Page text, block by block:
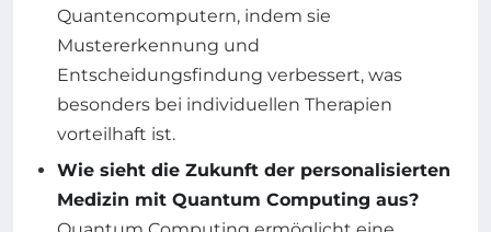
Quantencomputern, indem sie
Mustererkennung und
Entscheidungsfindung verbessert, was
besonders bei individuellen Therapien
vorteilhaft ist.
Wie sieht die Zukunft der personalisierten
Medizin mit Quantum Computing aus?